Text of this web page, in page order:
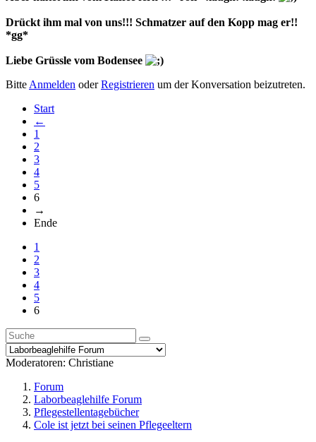
Drückt ihm mal von uns!!! Schmatzer auf den Kopp mag er!!
*gg*
Liebe Grüssle vom Bodensee
Bitte Anmelden oderRegistrieren um der Konversation beizutreten.
Start
←
1
2
3
4
5
6
→
Ende
1
2
3
4
5
6
Moderatoren: Christiane
Forum
Laborbeaglehilfe Forum
Pflegestellentagebücher
Cole ist jetzt bei seinen Pflegeeltern